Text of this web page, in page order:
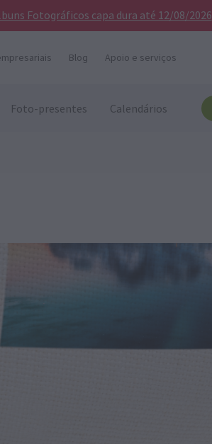
Fotográficos capa dura até 12/08/2026
Blog Apoio e serviços
Foto-presentes Calendários